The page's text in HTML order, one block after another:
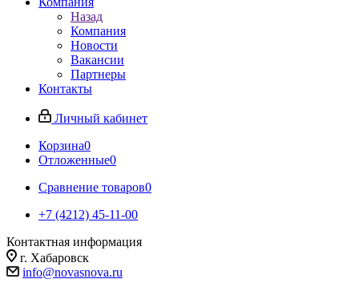
Назад
Компания
Новости
Вакансии
Партнеры
Контакты
Личный кабинет
Корзина0
Отложенные0
Сравнение товаров0
+7 (4212) 45-11-00
Контактная информация
г. Хабаровск
info@novasnova.ru